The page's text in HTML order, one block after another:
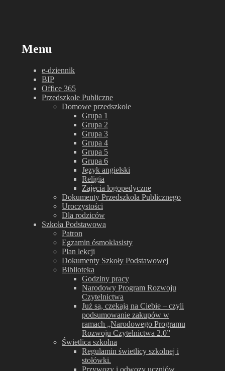
Menu
e-dziennik
BIP
Office 365
Przedszkole Publiczne
Domowe przedszkole
Grupa 1
Grupa 2
Grupa 3
Grupa 4
Grupa 5
Grupa 6
Język angielski
Religia
Zajęcia logopedyczne
Dokumenty Przedszkola Publicznego
Uroczystości
Dla rodziców
Szkoła Podstawowa
Patron
Egzamin ósmoklasisty
Plan lekcji
Dokumenty Szkoły Podstawowej
Biblioteka
Godziny pracy
Narodowy Program Rozwoju
Czytelnictwa
Już są, czekają na Ciebie – czyli
podsumowanie zakup￳ów w
ramach „Narodowego Programu
Rozwoju Czytelnictwa 2.0”
Świetlica szkolna
Regulamin świetlicy szkolnej i
stołówki.
Przywozy i odwozy uczniów